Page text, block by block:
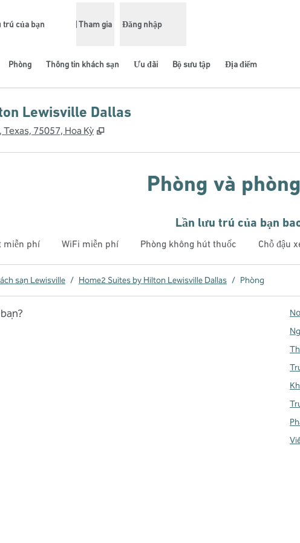
trú của bạn Tham gia Đăng nhập
Phòng Thông tin khách sạn Ưu đãi Bộ sưu tập Địa điểm
Lewisville Dallas
75057, Hoa Kỳ ,
Phòng và
Lần lưu trú của bạn
miễn phí WiFi miễn phí Phòng không hút thuốc Chỗ đậu
sạn Lewisville / Home2 Suites by Hilton Lewisville Dallas / Phòng